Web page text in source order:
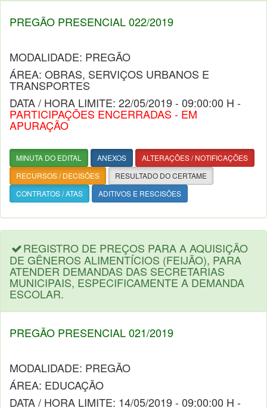
PREGÃO PRESENCIAL 022/2019
MODALIDADE: PREGÃO
ÁREA: OBRAS, SERVIÇOS URBANOS E
TRANSPORTES
DATA / HORA LIMITE: 22/05/2019 - 09:00:00 H -
PARTICIPAÇÕES ENCERRADAS - EM
APURAÇÃO
MINUTA DO EDITAL ANEXOS
ALTERAÇÕES / NOTIFICAÇÕES
RECURSOS / DECISÕES
RESULTADO DO CERTAME
CONTRATOS / ATAS
ADITIVOS E RESCISÕES
REGISTRO DE PREÇOS PARA A AQUISIÇÃO
DE GÊNEROS ALIMENTÍCIOS (FEIJÃO), PARA
ATENDER DEMANDAS DAS SECRETARIAS
MUNICIPAIS, ESPECIFICAMENTE A DEMANDA
ESCOLAR.
PREGÃO PRESENCIAL 021/2019
MODALIDADE: PREGÃO
ÁREA: EDUCAÇÃO
DATA / HORA LIMITE: 14/05/2019 - 09:00:00 H -